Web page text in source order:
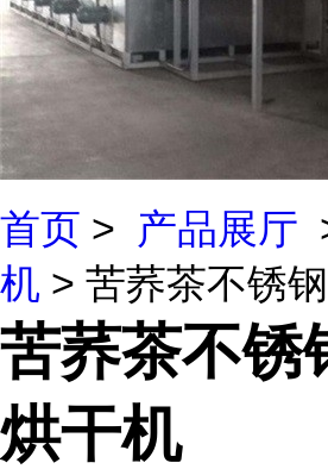
首页 > 产品展厅
机 > 苦荞茶不锈
苦荞茶不锈
烘干机